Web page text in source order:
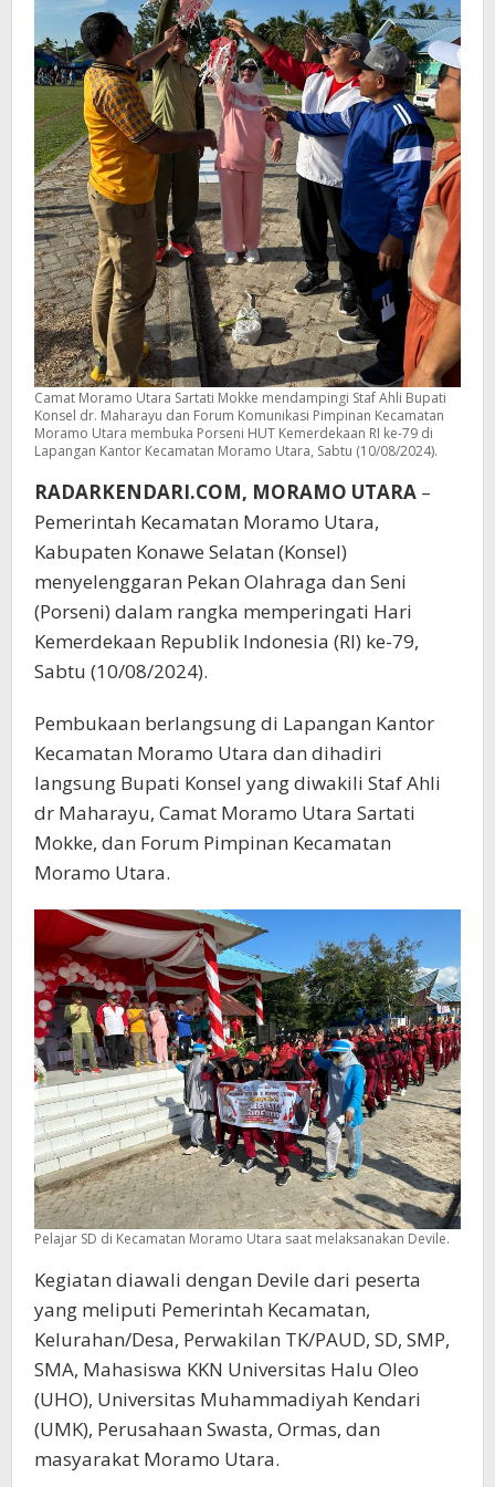
Camat Moramo Utara Sartati Mokke mendampingi Staf Ahli Bupati
Konsel dr. Maharayu dan Forum Komunikasi Pimpinan Kecamatan
Moramo Utara membuka Porseni HUT Kemerdekaan RI ke-79 di
Lapangan Kantor Kecamatan Moramo Utara, Sabtu (10/08/2024).
RADARKENDARI.COM, MORAMO UTARA –
Pemerintah Kecamatan Moramo Utara,
Kabupaten Konawe Selatan (Konsel)
menyelenggaran Pekan Olahraga dan Seni
(Porseni) dalam rangka memperingati Hari
Kemerdekaan Republik Indonesia (RI) ke-79,
Sabtu (10/08/2024).
Pembukaan berlangsung di Lapangan Kantor
Kecamatan Moramo Utara dan dihadiri
langsung Bupati Konsel yang diwakili Staf Ahli
dr Maharayu, Camat Moramo Utara Sartati
Mokke, dan Forum Pimpinan Kecamatan
Moramo Utara.
Pelajar SD di Kecamatan Moramo Utara saat melaksanakan Devile.
Kegiatan diawali dengan Devile dari peserta
yang meliputi Pemerintah Kecamatan,
Kelurahan/Desa, Perwakilan TK/PAUD, SD, SMP,
SMA, Mahasiswa KKN Universitas Halu Oleo
(UHO), Universitas Muhammadiyah Kendari
(UMK), Perusahaan Swasta, Ormas, dan
masyarakat Moramo Utara.